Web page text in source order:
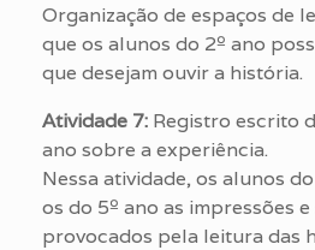
Organização de espaços de
que os alunos do 2º ano
que desejam ouvir a história.
Atividade 7: Registro escrito
ano sobre a experiência.
Nessa atividade, os alunos
os do 5º ano as impressões
provocados pela leitura das